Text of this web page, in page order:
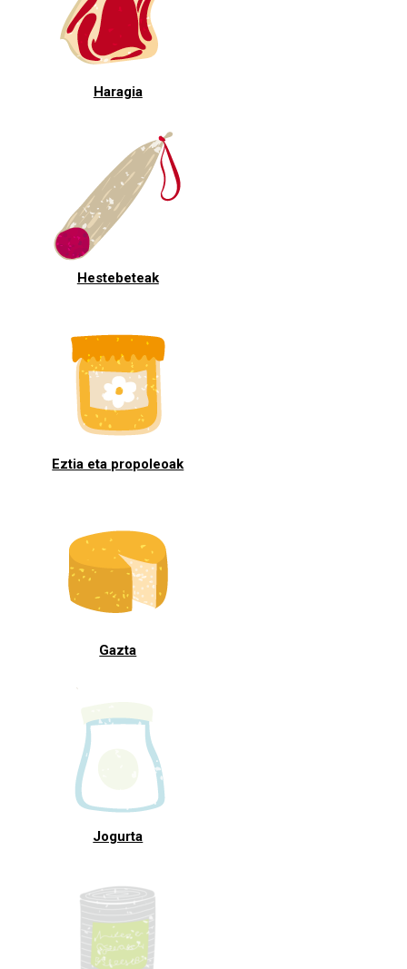
Haragia
Hestebeteak
Eztia eta propoleoak
Gazta
Jogurta